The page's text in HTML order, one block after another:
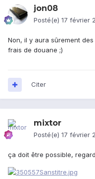
jon08
Posté(e) 17 février
Non, il y aura sûrement
frais de douane ;)
Citer
mixtor
Posté(e) 17 février
ça doit être possible,